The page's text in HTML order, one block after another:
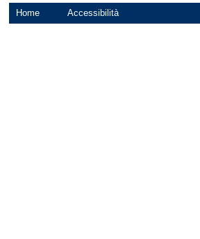
Home Accessibilità